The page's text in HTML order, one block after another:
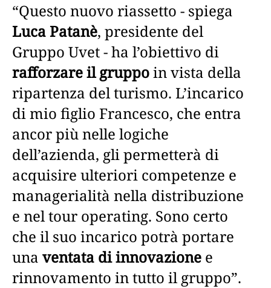
“Questo nuovo riassetto - spiega
Luca Patanè, presidente del
Gruppo Uvet - ha l’obiettivo di
rafforzare il gruppoin vista della
ripartenza del turismo. L’incarico
di mio figlio Francesco, che entra
ancor più nelle logiche
dell’azienda, gli permetterà di
acquisire ulteriori competenze e
managerialità nella distribuzione
e nel tour operating. Sono certo
che il suo incarico potrà portare
una ventata di innovazione e
rinnovamento in tutto il gruppo”.